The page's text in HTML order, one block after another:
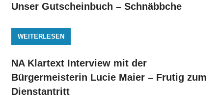
Unser Gutscheinbuch – Schnäbbche
WEITERLESEN
NA Klartext Interview mit der
Bürgermeisterin Lucie Maier – Frutig zum
Dienstantritt